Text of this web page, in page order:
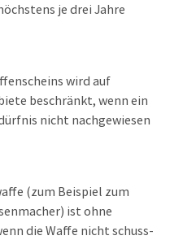
je drei Jahre
wird auf
beschränkt, wenn ein
nicht nachgewiesen
(zum Beispiel zum
ist ohne
die Waffe nicht schuss-